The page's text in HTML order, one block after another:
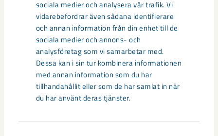
sociala medier och analysera vår trafik. Vi
vidarebefordrar även sådana identifierare
och annan information från din enhet till de
sociala medier och annons- och
analysföretag som vi samarbetar med.
Dessa kan i sin tur kombinera informationen
med annan information som du har
tillhandahållit eller som de har samlat in när
du har använt deras tjänster.